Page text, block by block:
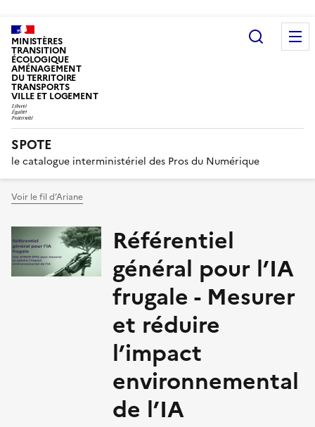
MINISTÈRES
TRANSITION
ÉCOLOGIQUE
AMÉNAGEMENT
DU TERRITOIRE
TRANSPORTS
VILLE ET LOGEMENT
SPOTE
le catalogue interministériel des Pros du Numérique
Voir le fil d’Ariane
Référentiel
général pour l’IA
frugale - Mesurer
et réduire
l’impact
environnemental
de l’IA